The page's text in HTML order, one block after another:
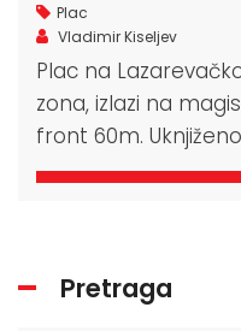
Plac
Vladimir Kiseljev
Plac na
zona, izlazi na
front 60m. Uknjiženo
Pretraga